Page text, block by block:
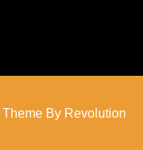
By Revolution